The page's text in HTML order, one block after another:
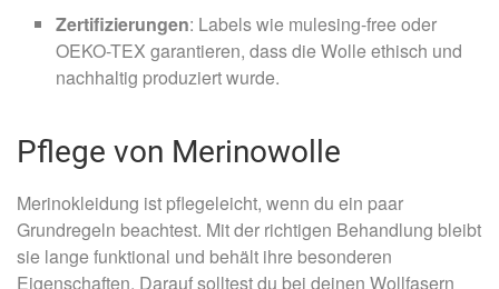
Zertifizierungen: Labels wie mulesing-free oder
OEKO-TEX garantieren, dass die Wolle ethisch und
nachhaltig produziert wurde.
Pflege von Merinowolle
Merinokleidung ist pflegeleicht, wenn du ein paar
Grundregeln beachtest. Mit der richtigen Behandlung bleibt
sie lange funktional und behält ihre besonderen
Eigenschaften. Darauf solltest du bei deinen Wollfasern